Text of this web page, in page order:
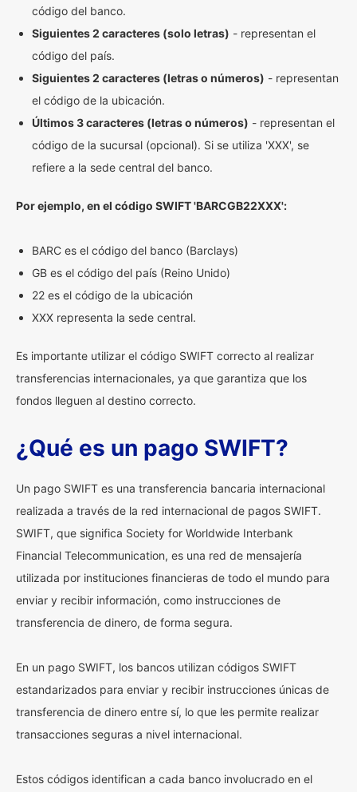
código del banco.
Siguientes 2 caracteres (solo letras) - representan el
código del país.
Siguientes 2 caracteres (letras o números) - representan
el código de la ubicación.
Últimos 3 caracteres (letras o números) - representan el
código de la sucursal (opcional). Si se utiliza 'XXX', se
refiere a la sede central del banco.
Por ejemplo, en el código SWIFT 'BARCGB22XXX':
BARC es el código del banco (Barclays)
GB es el código del país (Reino Unido)
22 es el código de la ubicación
XXX representa la sede central.
Es importante utilizar el código SWIFT correcto al realizar
transferencias internacionales, ya que garantiza que los
fondos lleguen al destino correcto.
¿Qué es un pago SWIFT?
Un pago SWIFT es una transferencia bancaria internacional
realizada a través de la red internacional de pagos SWIFT.
SWIFT, que significa Society for Worldwide Interbank
Financial Telecommunication, es una red de mensajería
utilizada por instituciones financieras de todo el mundo para
enviar y recibir información, como instrucciones de
transferencia de dinero, de forma segura.
En un pago SWIFT, los bancos utilizan códigos SWIFT
estandarizados para enviar y recibir instrucciones únicas de
transferencia de dinero entre sí, lo que les permite realizar
transacciones seguras a nivel internacional.
Estos códigos identifican a cada banco involucrado en el